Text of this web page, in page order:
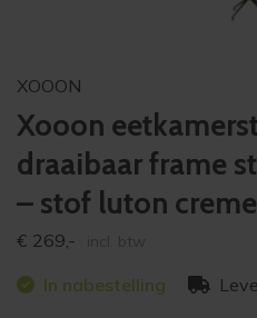
XOOON
Xooon
draaibaar frame
– stof luton creme
€ 269,-
In nabestelling